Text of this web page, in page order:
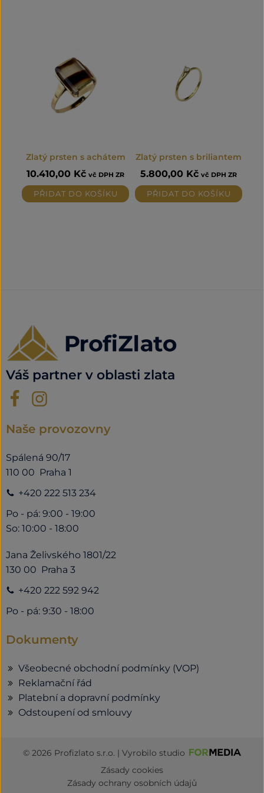
Zlatý prsten s achátem
10.410,00 Kč vč DPH ZR
PŘIDAT DO KOŠÍKU
Zlatý prsten s briliantem
5.800,00 Kč vč DPH ZR
PŘIDAT DO KOŠÍKU
Váš partner v oblasti zlata
Naše provozovny
Spálená 90/17
110 00 Praha 1
+420 222 513 234
Po - pá: 9:00 - 19:00
So: 10:00 - 18:00
Jana Želivského 1801/22
130 00 Praha 3
+420 222 592 942
Po - pá: 9:30 - 18:00
Dokumenty
Všeobecné obchodní podmínky (VOP)
Reklamační řád
Platební a dopravní podmínky
Odstoupení od smlouvy
© 2026 Profizlato s.r.o. | Vyrobilo studio
Zásady cookies
Zásady ochrany osobních údajů